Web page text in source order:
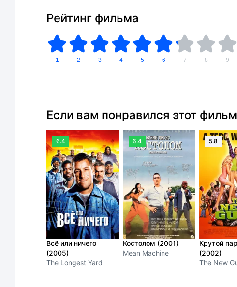
Рейтинг фильма
1 2 3 4 5 6 7 8 9
Если вам понравился этот фильм
6.4
Всё или ничего
(2005)
The Longest Yard
6.4
Костолом (2001)
Mean Machine
5.8
Крутой
(2002)
The New